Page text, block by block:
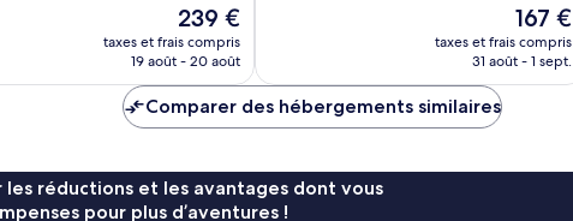
Le
nouveau
prix
de
239 €
239 €
taxes et frais compris
19 août - 20 août
Le
nouveau
prix
167 €
taxes et frais compris
31 août - 1 sept.
Comparer des hébergements similaires
réductions et les avantages dont vous
pour plus d’aventures !